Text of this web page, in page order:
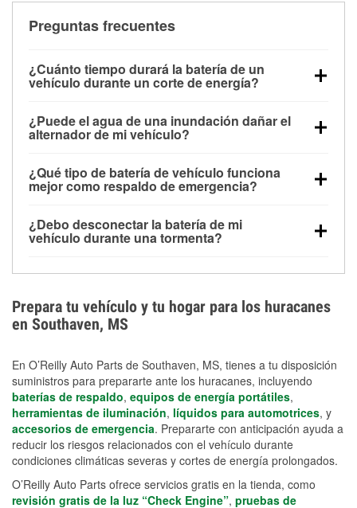
Preguntas frecuentes
¿Cuánto tiempo durará la batería de un
vehículo durante un corte de energía?
alimentar pequeños accesorios durante un tiempo
limitado, pero el uso repetido sin conducir el vehículo
contar con un equipo de carga de respaldo para
cortes prolongados.
¿Puede el agua de una inundación dañar el
alternador de mi vehículo?
parte baja del compartimento del motor y pueden
dañarse si se sumergen, lo que puede provocar una
días después de la exposición.
¿Qué tipo de batería de vehículo funciona
mejor como respaldo de emergencia?
para aplicaciones de ciclo profundo porque son
selladas, resistentes a las vibraciones y más
¿Debo desconectar la batería de mi
vehículo durante una tormenta?
los daños por inundación. Evitar el agua estancada y
preparar opciones de carga de respaldo son
medidas de protección más efectivas.
Prepara tu vehículo y tu hogar para los huracanes
en Southaven, MS
En O’Reilly Auto Parts de Southaven, MS, tienes a tu disposición
suministros para prepararte ante los huracanes, incluyendo
baterías de respaldo, equipos de energía portátiles,
herramientas de iluminación, líquidos para automotrices, y
accesorios de emergencia. Prepararte con anticipación ayuda a
reducir los riesgos relacionados con el vehículo durante
condiciones climáticas severas y cortes de energía prolongados.
O’Reilly Auto Parts ofrece servicios gratis en la tienda, como
revisión gratis de la luz “Check Engine”, pruebas de